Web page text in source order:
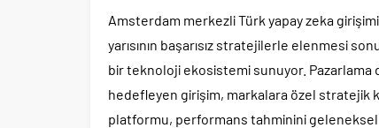
Amsterdam merkezli Türk yapay zeka
yarısının başarısız stratejilerle elenmesi
bir teknoloji ekosistemi sunuyor. Pazarlama
hedefleyen girişim, markalara özel stratejik
platformu, performans tahminini geleneksel